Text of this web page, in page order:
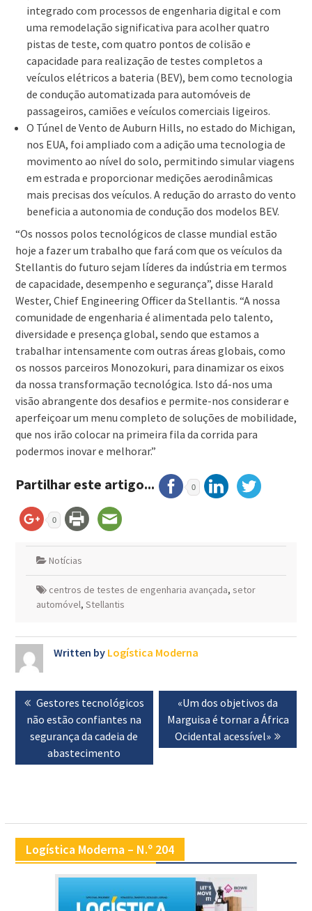
integrado com processos de engenharia digital e com
uma remodelação significativa para acolher quatro
pistas de teste, com quatro pontos de colisão e
capacidade para realização de testes completos a
veículos elétricos a bateria (BEV), bem como tecnologia
de condução automatizada para automóveis de
passageiros, camiões e veículos comerciais ligeiros.
O Túnel de Vento de Auburn Hills, no estado do Michigan,
nos EUA, foi ampliado com a adição uma tecnologia de
movimento ao nível do solo, permitindo simular viagens
em estrada e proporcionar medições aerodinâmicas
mais precisas dos veículos. A redução do arrasto do vento
beneficia a autonomia de condução dos modelos BEV.
“Os nossos polos tecnológicos de classe mundial estão
hoje a fazer um trabalho que fará com que os veículos da
Stellantis do futuro sejam líderes da indústria em termos
de capacidade, desempenho e segurança”, disse Harald
Wester, Chief Engineering Officer da Stellantis. “A nossa
comunidade de engenharia é alimentada pelo talento,
diversidade e presença global, sendo que estamos a
trabalhar intensamente com outras áreas globais, como
os nossos parceiros Monozokuri, para dinamizar os eixos
da nossa transformação tecnológica. Isto dá-nos uma
visão abrangente dos desafios e permite-nos considerar e
aperfeiçoar um menu completo de soluções de mobilidade,
que nos irão colocar na primeira fila da corrida para
podermos inovar e melhorar.”
Partilhar este artigo... 0
0
Notícias
centros de testes de engenharia avançada, setor
automóvel, Stellantis
Written by Logística Moderna
Navegação
de
artigos
Previous
post:
Gestores tecnológicos
não estão confiantes na
segurança da cadeia de
abastecimento
Next
post:
«Um dos objetivos da
Marguisa é tornar a África
Ocidental acessível»
Logística Moderna – N.º 204